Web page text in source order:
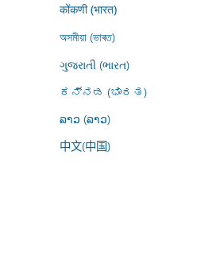
कोंकणी (भारत)
অসমীয়া (ভাৰত)
ગુજરાતી (ભારત)
ಕನ್ನಡ (ಭಾರತ)
ລາວ (ລາວ)
中文(中国)